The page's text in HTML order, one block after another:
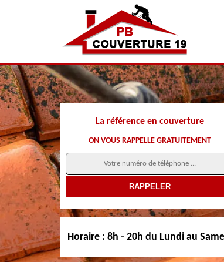
La référence en couverture
ON VOUS RAPPELLE GRATUITEMENT
Horaire : 8h - 20h du Lundi au